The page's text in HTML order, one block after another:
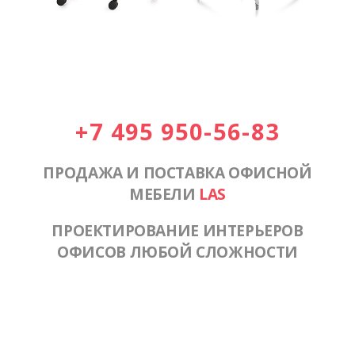
+7 495 950-56-83
ПРОДАЖА И ПОСТАВКА ОФИСНОЙ
МЕБЕЛИ LAS
ПРОЕКТИРОВАНИЕ ИНТЕРЬЕРОВ
ОФИСОВ ЛЮБОЙ СЛОЖНОСТИ